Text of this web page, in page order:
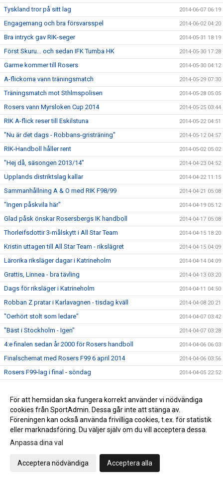
Tyskland tror på sitt lag 2014-06-07 06:19
Engagemang och bra försvarsspel 2014-06-02 04:20
Bra intryck gav RIK-seger 2014-05-31 18:19
Först Skuru... och sedan IFK Tumba HK 2014-05-30 17:28
Garme kommer till Rosers 2014-05-30 04:12
A-flickorna vann träningsmatch 2014-05-29 07:30
Träningsmatch mot Sthlmspolisen 2014-05-28 05:05
Rosers vann Myrsloken Cup 2014 2014-05-25 03:44
RIK A-flick reser till Eskilstuna 2014-05-22 04:51
"Nu är det dags - Robbans-gristräning" 2014-05-12 04:57
RIK-Handboll håller rent 2014-05-02 05:02
"Hej då, säsongen 2013/14" 2014-04-23 04:52
Upplands distriktslag kallar 2014-04-22 11:15
Sammanhållning A & O med RIK F98/99 2014-04-21 05:08
"Ingen påskvila här" 2014-04-19 05:12
Glad påsk önskar Rosersbergs IK handboll 2014-04-17 05:08
Thorleifsdottir 3-målskytt i All Star Team 2014-04-15 18:20
Kristin uttagen till All Star Team - rikslägret 2014-04-15 04:09
Lärorika riksläger dagar i Katrineholm 2014-04-14 04:09
Grattis, Linnea - bra tävling 2014-04-13 03:20
Dags för riksläger i Katrineholm 2014-04-11 04:50
Robban Z pratar i Karlavagnen - tisdag kväll 2014-04-08 20:21
"Oerhört stolt som ledare" 2014-04-07 03:42
"Bäst i Stockholm - Igen" 2014-04-07 03:28
4:e finalen sedan år 2000 för Rosers handboll 2014-04-06 06:03
Finalschemat med Rosers F99 6 april 2014 2014-04-06 03:56
Rosers F99-lag i final - söndag 2014-04-05 22:52
Upplandslaget 25-manna trupp officiell 2014-04-02 04:46
Miljonaffär till Rosersbergs IK 2014-04-01 03:44
Fanny Lundin spelar för Rosersberg 2014-03-31 21:42
Rosers B-flickor bäst i Uppland
Missa inte Serbien-Sverige torsdag
För att hemsidan ska fungera korrekt använder vi nödvändiga
cookies från SportAdmin. Dessa går inte att stänga av.
Föreningen kan också använda frivilliga cookies, t.ex. för statistik
eller marknadsföring. Du väljer själv om du vill acceptera dessa.
Anpassa dina val
Acceptera nödvändiga Acceptera alla